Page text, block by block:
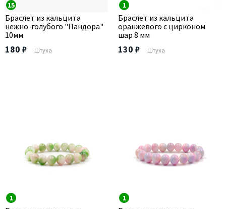
15
Браслет из кальцита
нежно-голубого "Пандора"
10мм
180 ₽ Штука
1
Браслет из кальцита
оранжевого с цирконом
шар 8 мм
130 ₽ Штука
1 1